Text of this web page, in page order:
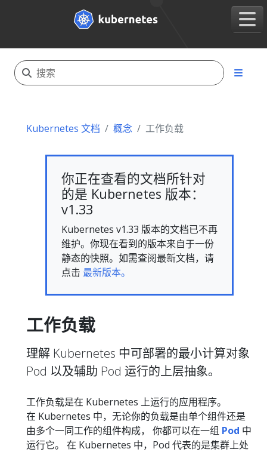
Kubernetes 文档 概念 工作负载
你正在查看的文档所针对
的是 Kubernetes 版本：
v1.33
Kubernetes v1.33 版本的文档已不再
维护。你现在看到的版本来自于一份
静态的快照。如需查阅最新文档，请
点击 最新版本。
工作负载
理解 Kubernetes 中可部署的最小计算对象
Pod 以及辅助 Pod 运行的上层抽象。
工作负载是在 Kubernetes 上运行的应用程序。
在 Kubernetes 中，无论你的负载是由单个组件还是
由多个一同工作的组件构成， 你都可以在一组 Pod 中
运行它。 在 Kubernetes 中，Pod 代表的是集群上处